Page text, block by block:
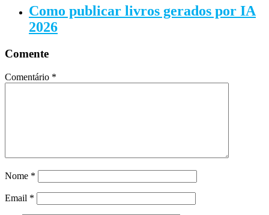
Como publicar livros gerados por IA
2026
Comente
Comentário *
Nome *
Email *